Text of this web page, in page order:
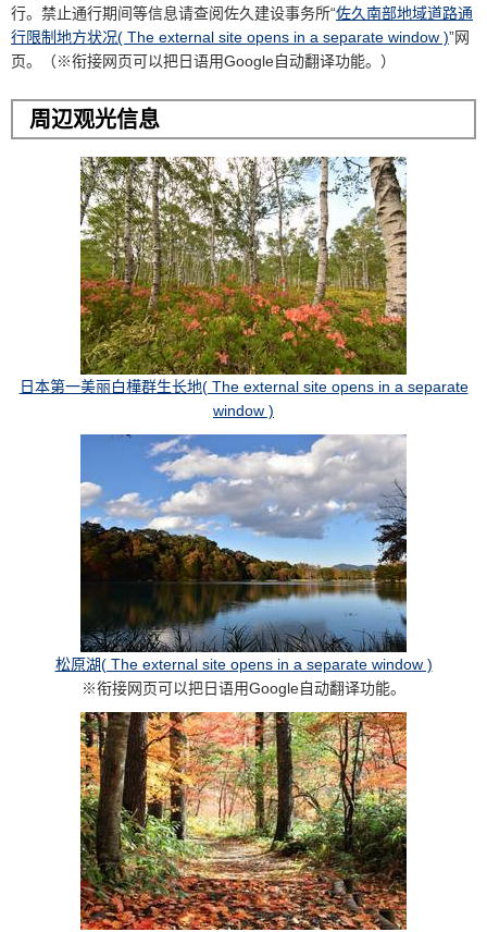
行。禁止通行期间等信息请查阅佐久建设事务所“佐久南部地域道路通
行限制地方状况( The external site opens in a separate window )”网
页。（※衔接网页可以把日语用Google自动翻译功能。）
周辺观光信息
日本第一美丽白樺群生长地( The external site opens in a separate
window )
松原湖( The external site opens in a separate window )
※衔接网页可以把日语用Google自动翻译功能。